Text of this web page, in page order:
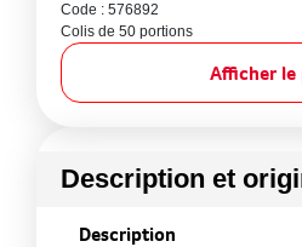
Code : 576892
Colis de 50 portions
Afficher le
Description et
Description